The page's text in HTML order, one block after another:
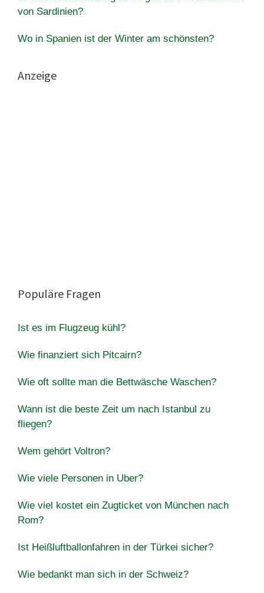
von Sardinien?
Wo in Spanien ist der Winter am schönsten?
Anzeige
Populäre Fragen
Ist es im Flugzeug kühl?
Wie finanziert sich Pitcairn?
Wie oft sollte man die Bettwäsche Waschen?
Wann ist die beste Zeit um nach Istanbul zu
fliegen?
Wem gehört Voltron?
Wie viele Personen in Uber?
Wie viel kostet ein Zugticket von München nach
Rom?
Ist Heißluftballonfahren in der Türkei sicher?
Wie bedankt man sich in der Schweiz?